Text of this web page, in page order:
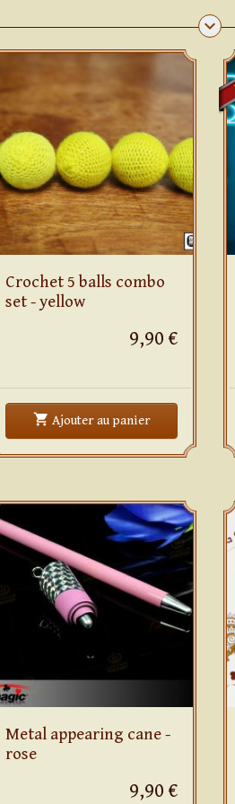
keyboard_arrow_down
and liquid
Crochet 5 balls combo
set - yellow
9,90 €
shopping_cart Ajouterau panierCrochet 5
Metal appearing cane -
rose
9,90 €